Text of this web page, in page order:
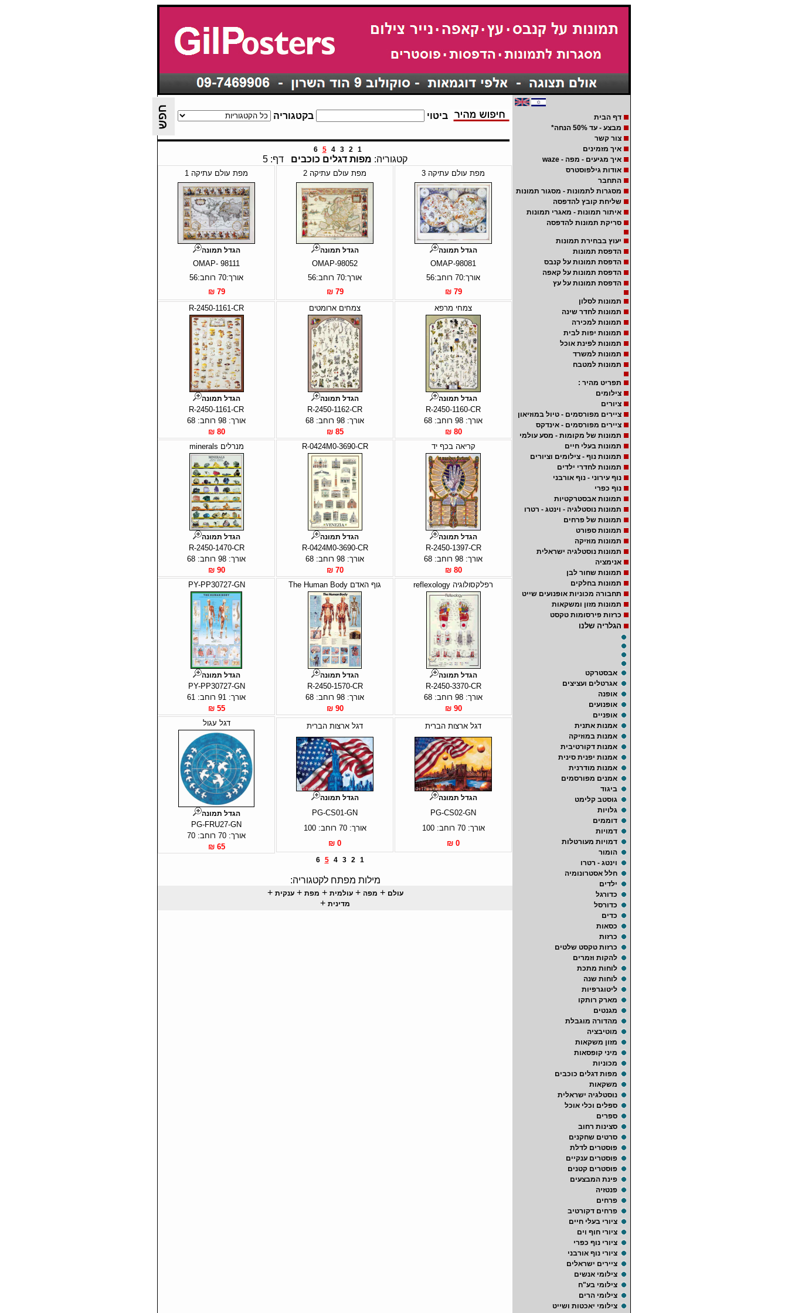
דף הבית
מבצע - עד 50% הנחה*
צור קשר
איך מזמינים
איך מגיעים - מפה - waze
אודות גילפוסטרס
התחבר
מסגרות לתמונות - מסגור תמונות
שליחת קובץ להדפסה
איתור תמונות - מאגרי תמונות
סריקת תמונות להדפסה
יעוץ בבחירת תמונות
הדפסת תמונות
הדפסת תמונות על קנבס
הדפסת תמונות על קאפה
הדפסת תמונות על עץ
תמונות לסלון
תמונות לחדר שינה
תמונות למכירה
תמונות יפות לבית
תמונות לפינת אוכל
תמונות למשרד
תמונות למטבח
תפריט מהיר :
צילומים
ציורים
ציירים מפורסמים - טיול במוזיאון
ציירים מפורסמים - אינדקס
תמונות של מקומות - מסע עולמי
תמונות בעלי חיים
תמונות נוף - צילומים וציורים
תמונות לחדרי ילדים
נוף עירוני - נוף אורבני
נוף כפרי
תמונות אבסטרקטיות
תמונות נוסטלגיה - וינטג - רטרו
תמונות של פרחים
תמונות ספורט
תמונות מוזיקה
תמונות נוסטלגיה ישראלית
אנימציה
תמונות שחור לבן
תמונות בחלקים
תחבורה מכוניות אופנועים שייט
תמונות מזון ומשקאות
כרזות פירסומות טקסט
הגלריה שלנו
אבסטרקט
אגרטלים ועציצים
אופנה
אופנועים
אופניים
אמנות אתנית
אמנות במוזיקה
אמנות דקורטיבית
אמנות יפנית סינית
אמנות מודרנית
אמנים מפורסמים
ביגוד
גוסטב קלימט
גלויות
דוממים
דמויות
דמויות מעורטלות
הומור
וינטג - רטרו
חלל אסטרונומיה
ילדים
כדורגל
כדורסל
כדים
כסאות
כרזות
כרזות טקסט שלטים
להקות וזמרים
לוחות מתכת
לוחות שנה
ליטוגרפיות
מארק רותקו
מגנטים
מהדורה מוגבלת
מוטיבציה
מזון משקאות
מיני קופסאות
מכוניות
מפות דגלים כוכבים
משקאות
נוסטלגיה ישראלית
ספלים וכלי אוכל
ספרים
סצינות רחוב
סרטים שחקנים
פוסטרים לדלת
פוסטרים ענקיים
פוסטרים קטנים
פינת המבצעים
פנטזיה
פרחים
פרחים דקורטיב
ציורי בעלי חיים
ציורי חוף וים
ציורי נוף כפרי
ציורי נוף אורבני
ציירים ישראלים
צילומי אנשים
צילומי בע"ח
צילומי הרים
צילומי יאכטות ושייט
ביטוי בקטגוריה
1
2
3
4
5
6
קטגוריה: מפות דגלים כוכבים דף: 5
מפת עולם עתיקה 3
הגדל תמונה
OMAP-98081
אורך:70 רוחב:56
79 ₪
מפת עולם עתיקה 2
הגדל תמונה
OMAP-98052
אורך:70 רוחב:56
79 ₪
מפת עולם עתיקה 1
הגדל תמונה
OMAP- 98111
אורך:70 רוחב:56
79 ₪
צמחי מרפא
הגדל תמונה
R-2450-1160-CR
אורך: 98 רוחב: 68
80 ₪
צמחים ארומטים
הגדל תמונה
R-2450-1162-CR
אורך: 98 רוחב: 68
85 ₪
R-2450-1161-CR
הגדל תמונה
R-2450-1161-CR
אורך: 98 רוחב: 68
80 ₪
קריאה בכף יד
הגדל תמונה
R-2450-1397-CR
אורך: 98 רוחב: 68
80 ₪
R-0424M0-3690-CR
הגדל תמונה
R-0424M0-3690-CR
אורך: 98 רוחב: 68
70 ₪
מנרלים minerals
הגדל תמונה
R-2450-1470-CR
אורך: 98 רוחב: 68
90 ₪
רפלקסולוגיה reflexology
הגדל תמונה
R-2450-3370-CR
אורך: 98 רוחב: 68
90 ₪
גוף האדם The Human Body
הגדל תמונה
R-2450-1570-CR
אורך: 98 רוחב: 68
90 ₪
PY-PP30727-GN
הגדל תמונה
PY-PP30727-GN
אורך: 91 רוחב: 61
55 ₪
דגל ארצות הברית
הגדל תמונה
PG-CS02-GN
אורך: 70 רוחב: 100
0 ₪
דגל ארצות הברית
הגדל תמונה
PG-CS01-GN
אורך: 70 רוחב: 100
0 ₪
דגל עגול
הגדל תמונה
PG-FRU27-GN
אורך: 70 רוחב: 70
65 ₪
1
2
3
4
5
6
מילות מפתח לקטגוריה:
עולם + מפה +עולמית + מפת +ענקית +
מדינית +